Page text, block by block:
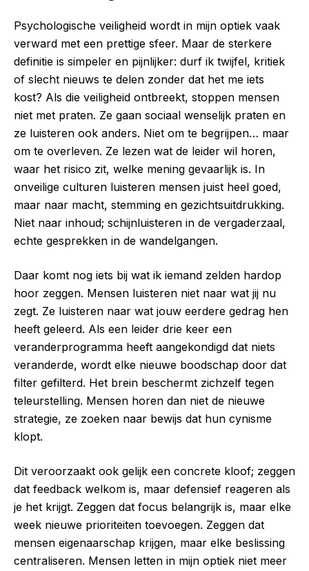
Psychologische veiligheid wordt in mijn optiek vaak
verward met een prettige sfeer. Maar de sterkere
definitie is simpeler en pijnlijker: durf ik twijfel, kritiek
of slecht nieuws te delen zonder dat het me iets
kost? Als die veiligheid ontbreekt, stoppen mensen
niet met praten. Ze gaan sociaal wenselijk praten en
ze luisteren ook anders. Niet om te begrijpen… maar
om te overleven. Ze lezen wat de leider wil horen,
waar het risico zit, welke mening gevaarlijk is. In
onveilige culturen luisteren mensen juist heel goed,
maar naar macht, stemming en gezichtsuitdrukking.
Niet naar inhoud; schijnluisteren in de vergaderzaal,
echte gesprekken in de wandelgangen.
Daar komt nog iets bij wat ik iemand zelden hardop
hoor zeggen. Mensen luisteren niet naar wat jij nu
zegt. Ze luisteren naar wat jouw eerdere gedrag hen
heeft geleerd. Als een leider drie keer een
veranderprogramma heeft aangekondigd dat niets
veranderde, wordt elke nieuwe boodschap door dat
filter gefilterd. Het brein beschermt zichzelf tegen
teleurstelling. Mensen horen dan niet de nieuwe
strategie, ze zoeken naar bewijs dat hun cynisme
klopt.
Dit veroorzaakt ook gelijk een concrete kloof; zeggen
dat feedback welkom is, maar defensief reageren als
je het krijgt. Zeggen dat focus belangrijk is, maar elke
week nieuwe prioriteiten toevoegen. Zeggen dat
mensen eigenaarschap krijgen, maar elke beslissing
centraliseren. Mensen letten in mijn optiek niet meer